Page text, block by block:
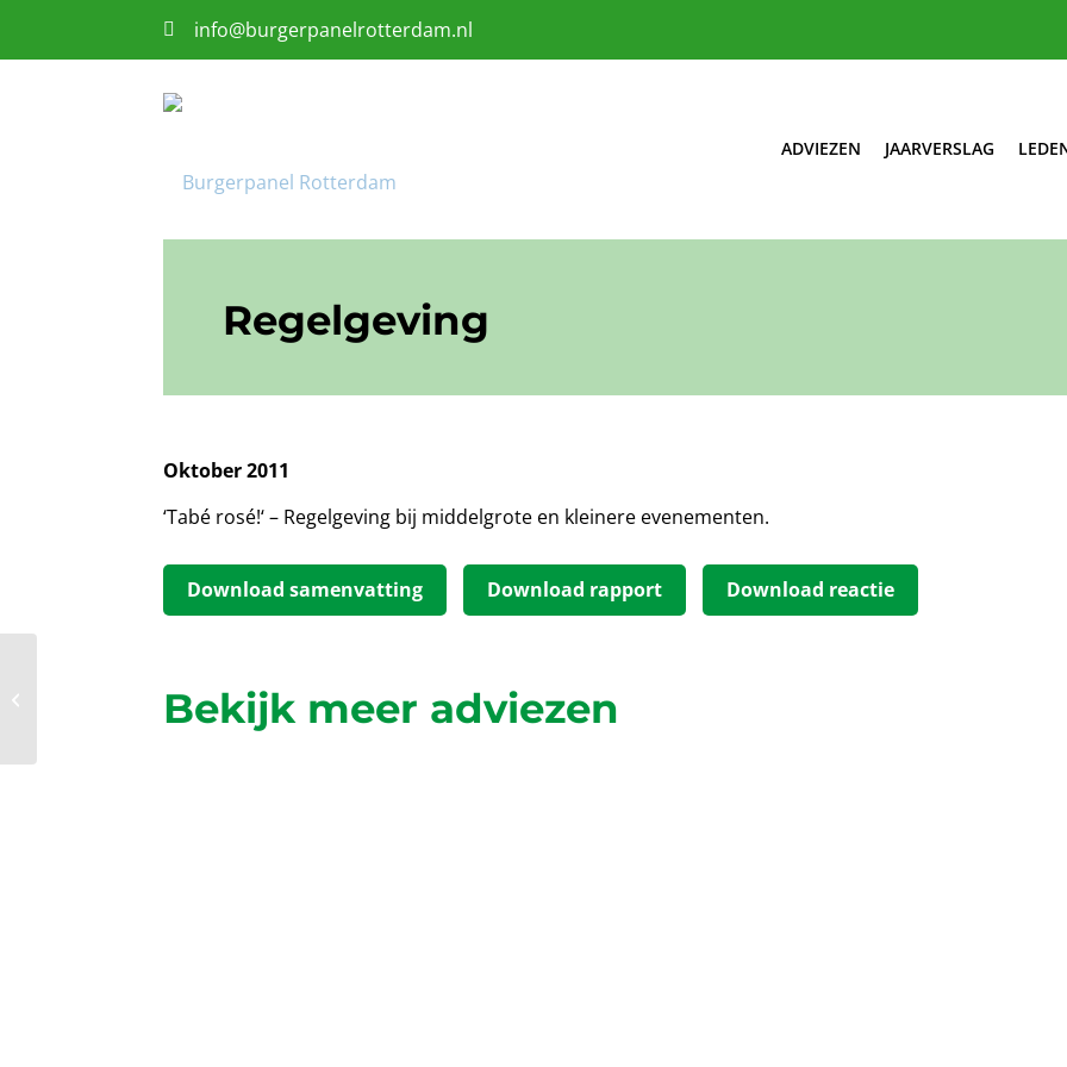
info@burgerpanelrotterdam.nl
ADVIEZEN JAARVERSLAG
Regelgeving
Oktober 2011
‘Tabé rosé!‘ – Regelgeving bij middelgrote en kleinere evenementen.
Download samenvatting Download rapport Download reactie
Bekijk meer adviezen